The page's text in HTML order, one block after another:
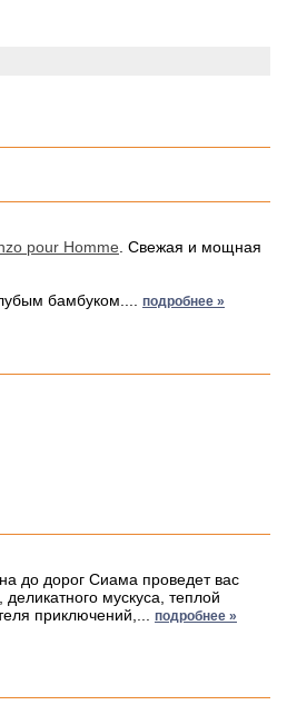
pour Homme . Свежая и мощная
бамбуком.... подробнее »
до дорог Сиама проведет вас
мускуса, теплой
приключений,... подробнее »